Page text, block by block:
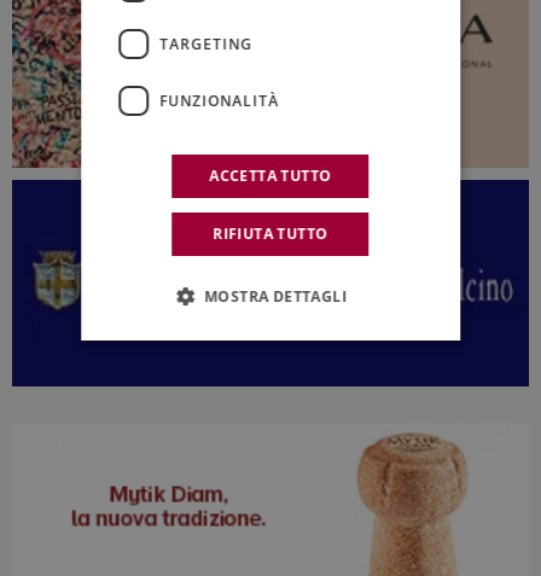
TARGETING
FUNZIONALITÀ
ACCETTA TUTTO
RIFIUTA TUTTO
MOSTRA DETTAGLI